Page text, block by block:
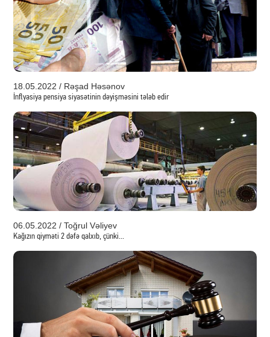
18.05.2022 / Rəşad Həsənov
İnflyasiya pensiya siyasətinin dəyişməsini tələb edir
06.05.2022 / Toğrul Vəliyev
Kağızın qiyməti 2 dəfə qalxıb, çünki...